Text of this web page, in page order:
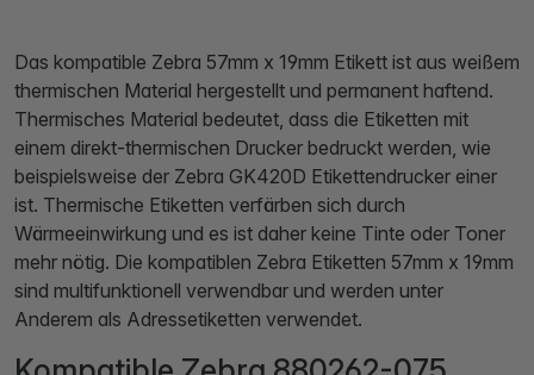
Das kompatible Zebra 57mm x 19mm Etikett ist aus weißem
thermischen Material hergestellt und permanent haftend.
Thermisches Material bedeutet, dass die Etiketten mit
einem direkt-thermischen Drucker bedruckt werden, wie
beispielsweise der Zebra GK420D Etikettendrucker einer
ist. Thermische Etiketten verfärben sich durch
Wärmeeinwirkung und es ist daher keine Tinte oder Toner
mehr nötig. Die kompatiblen Zebra Etiketten 57mm x 19mm
sind multifunktionell verwendbar und werden unter
Anderem als Adressetiketten verwendet.